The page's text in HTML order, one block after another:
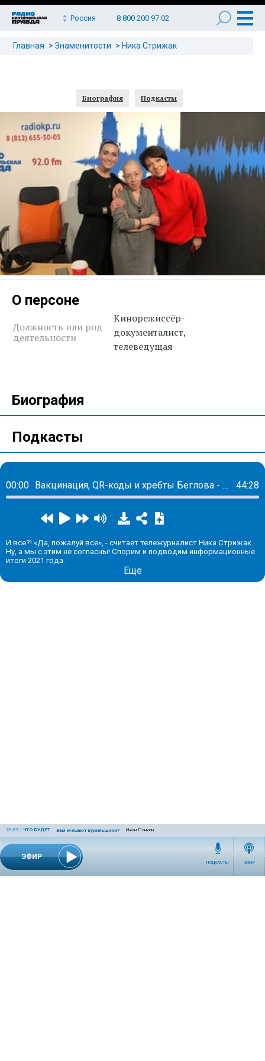
Россия 8 800 200 97 02
ЭФИР
20:03 | ЧТО БУДЕТ Вам мешают курильщики? Иван Панкин
ПОДКАСТЫ ЭФИР
Главная Знаменитости Ника Стрижак
Биография Подкасты
О персоне
Должность или род
деятельности
Кинорежиссёр-
документалист,
телеведущая
Биография
Подкасты
00:00 Вакцинация, QR-коды и хребты Беглова - это то, чем запомнится уходящий год в Петербурге 44:28
И все?! «Да, пожалуй все», - считает тележурналист Ника Стрижак.
Ну, а мы с этим не согласны! Спорим и подводим информационные
итоги 2021 года.
Еще